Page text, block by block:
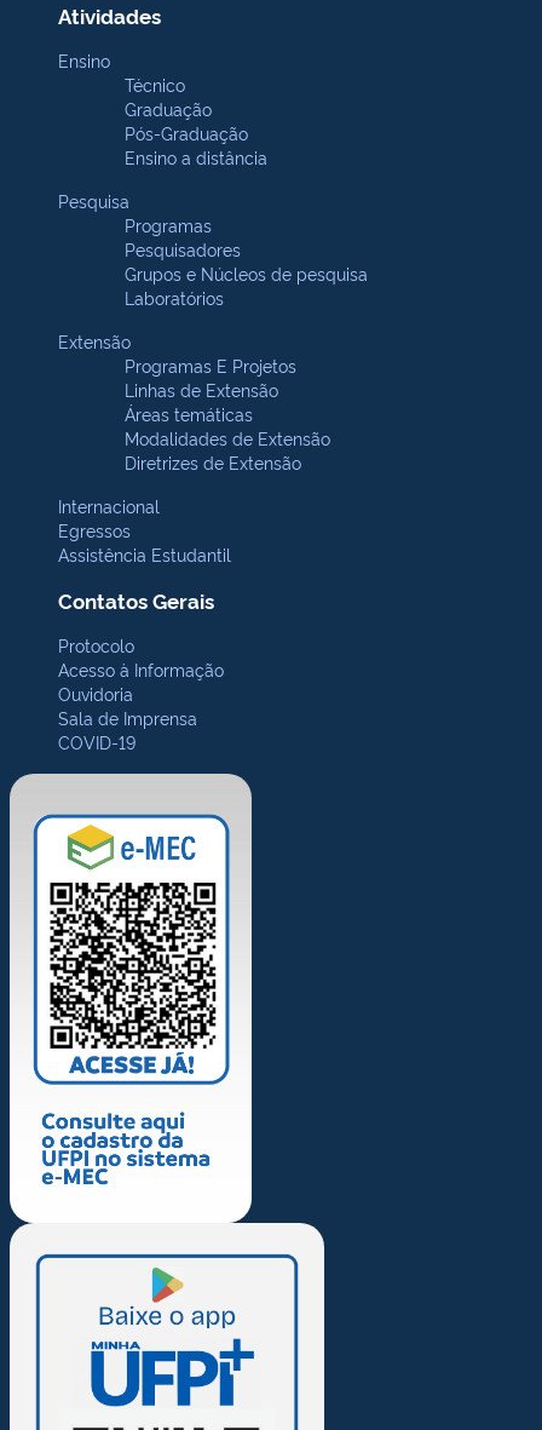
Atividades
Ensino
Técnico
Graduação
Pós-Graduação
Ensino a distância
Pesquisa
Programas
Pesquisadores
Grupos e Núcleos de pesquisa
Laboratórios
Extensão
Programas E Projetos
Linhas de Extensão
Áreas temáticas
Modalidades de Extensão
Diretrizes de Extensão
Internacional
Egressos
Assistência Estudantil
Contatos Gerais
Protocolo
Acesso à Informação
Ouvidoria
Sala de Imprensa
COVID-19